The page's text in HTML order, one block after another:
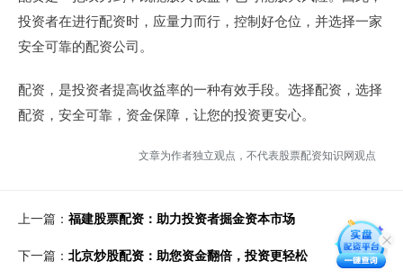
投资者在进行配资时，应量力而行，控制好仓位，并选择一家
安全可靠的配资公司。
配资，是投资者提高收益率的一种有效手段。选择配资，选择
配资，安全可靠，资金保障，让您的投资更安心。
文章为作者独立观点，不代表股票配资知识网观点
上一篇： 福建股票配资：助力投资者掘金资本市场
下一篇： 北京炒股配资：助您资金翻倍，投资更轻松